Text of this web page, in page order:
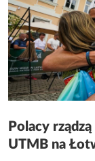
Polacy
UTMB na